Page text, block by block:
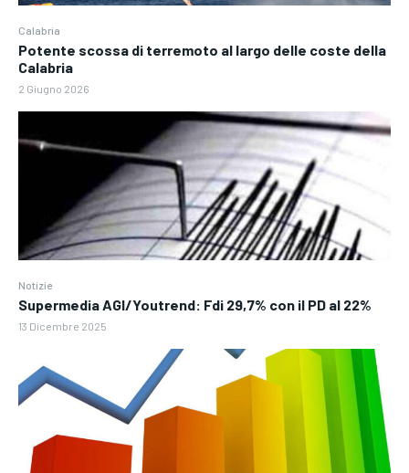
Calabria
Potente scossa di terremoto al largo delle coste della
Calabria
2 Giugno 2026
Notizie
Supermedia AGI/Youtrend: Fdi 29,7% con il PD al 22%
13 Dicembre 2025